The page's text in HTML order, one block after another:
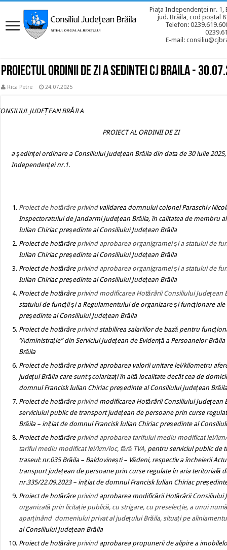
Piața Independenței nr. 1,
jud. Brăila, cod poștal
Telefon:
E-mail:
Proiectul ordinii de zi a sedintei CJ BRAILA -
Rica Petre 24.07.2025
JUDEȚEAN BRĂILA
AL ORDINII DE ZI
a ședinței ordinare a Consiliului Județean Brăila din data de 30 iulie
Independenței nr.1.
Proiect de hotărâre privind validarea domnului colonel Paraschiv
Inspectoratului de Jandarmi Județean Brăila, în calitatea de membru
Iulian Chiriac președinte al Consiliului Județean Brăila
Proiect de hotărâre privind aprobarea organigramei și a statului de
Iulian Chiriac președinte al Consiliului Județean Brăila
Proiect de hotărâre privind aprobarea organigramei și a statului de
Iulian Chiriac președinte al Consiliului Județean Brăila
Proiect de hotărâre privind modificarea Hotărârii Consiliului Județean
statului de funcții și a Regulamentului de organizare și funcționare ale
președinte al Consiliului Județean Brăila
Proiect de hotărâre privind stabilirea salariilor de bază pentru
“Administrație” din Serviciul Județean de Evidență a Persoanelor Brăila
Brăila
Proiect de hotărâre privind aprobarea valorii unitare lei/kilometru
județul Brăila care sunt școlarizați în altă localitate decât cea de
domnul Francisk Iulian Chiriac președinte al Consiliului Județean
Proiect de hotărâre privind modificarea Hotărârii Consiliului Județean
serviciului public de transport județean de persoane prin curse
Brăila – inițiat de domnul Francisk Iulian Chiriac președinte al
Proiect de hotărâre privind aprobarea tarifului mediu modificat lei/
tariful mediu modificat lei/km/loc, fără TVA, pentru serviciul public de
traseul: nr.035 Brăila – Baldovinești – Vădeni, respectiv a încheierii
transport județean de persoane prin curse regulate în aria teritorială
nr.335/22.09.2023 – inițiat de domnul Francisk Iulian Chiriac
Proiect de hotărâre privind aprobarea modificării Hotărârii Consiliului
organizată prin licitație publică, cu strigare, cu preselecție, a unui
aparținând domeniului privat al județului Brăila, situați pe
al Consiliului Județean Brăila
Proiect de hotărâre privind aprobarea propunerii de alipire a